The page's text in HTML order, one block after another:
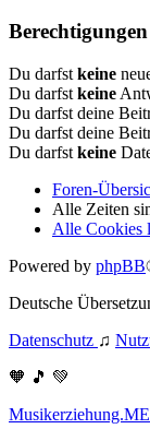
Du darfst keine
Du darfst keine
Du darfst deine
Du darfst deine
Du darfst keine
Foren-
Alle Zeiten
Alle Cookies
Powered by phpBB
Deutsche
Datenschutz ♫
🧡 🎵 💚
Musikerziehung.ME